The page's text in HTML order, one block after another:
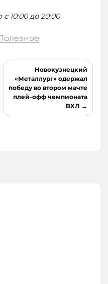
10:00 до 20:00
Новокузнецкий
«Металлург» одержал
победу во втором мачте
плей-офф чемпионата
ВХЛ